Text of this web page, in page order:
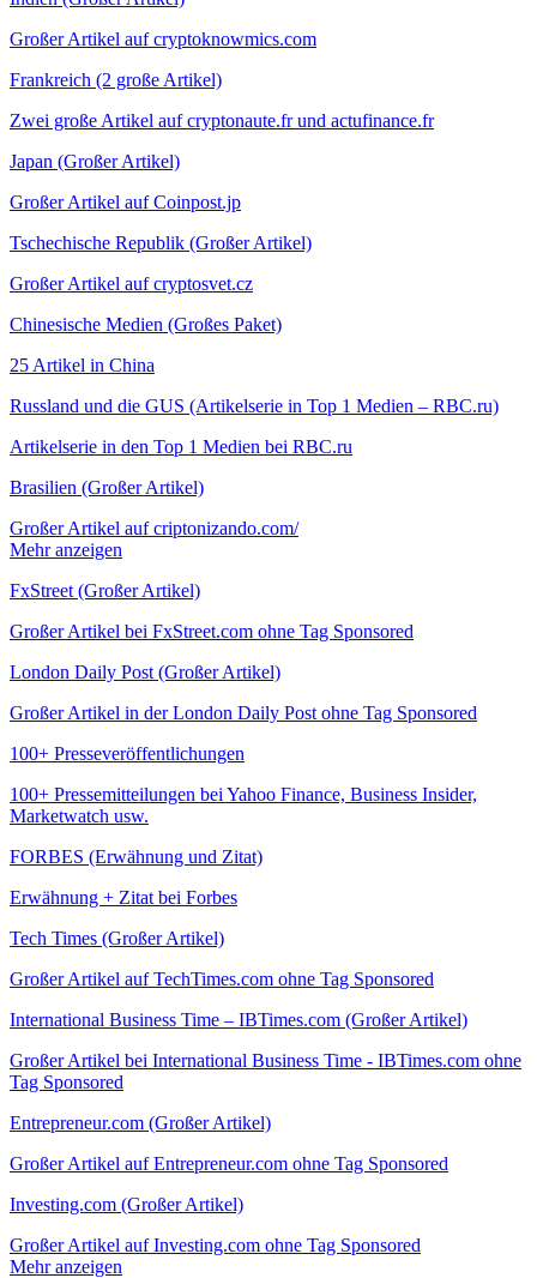
Großer Artikel auf cryptoknowmics.com
Frankreich (2 große Artikel)
Zwei große Artikel auf cryptonaute.fr und actufinance.fr
Japan (Großer Artikel)
Großer Artikel auf Coinpost.jp
Tschechische Republik (Großer Artikel)
Großer Artikel auf cryptosvet.cz
Chinesische Medien (Großes Paket)
25 Artikel in China
Russland und die GUS (Artikelserie in Top 1 Medien – RBC.ru)
Artikelserie in den Top 1 Medien bei RBC.ru
Brasilien (Großer Artikel)
Großer Artikel auf criptonizando.com/
Mehr anzeigen
FxStreet (Großer Artikel)
Großer Artikel bei FxStreet.com ohne Tag Sponsored
London Daily Post (Großer Artikel)
Großer Artikel in der London Daily Post ohne Tag Sponsored
100+ Presseveröffentlichungen
100+ Pressemitteilungen bei Yahoo Finance, Business Insider,
Marketwatch usw.
FORBES (Erwähnung und Zitat)
Erwähnung + Zitat bei Forbes
Tech Times (Großer Artikel)
Großer Artikel auf TechTimes.com ohne Tag Sponsored
International Business Time – IBTimes.com (Großer Artikel)
Großer Artikel bei International Business Time - IBTimes.com ohne
Tag Sponsored
Entrepreneur.com (Großer Artikel)
Großer Artikel auf Entrepreneur.com ohne Tag Sponsored
Investing.com (Großer Artikel)
Großer Artikel auf Investing.com ohne Tag Sponsored
Mehr anzeigen